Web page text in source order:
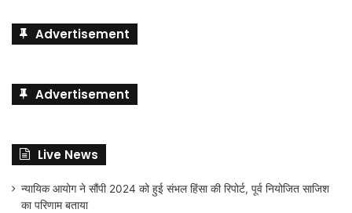
Advertisement
Advertisement
Live News
न्यायिक आयोग ने सौंपी 2024 को हुई संभल हिंसा की रिपोर्ट, पूर्व नियोजित साजिश
का परिणाम बताया